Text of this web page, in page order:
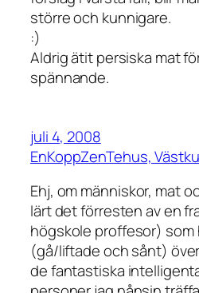
större och kunnigare.
:)
Aldrig ätit persiska mat
spännande.
juli 4, 2008
EnKoppZenTehus,
Ehj, om människor, mat
lärt det förresten av en
högskole proffesor) som
(gå/liftade och sånt)
de fantastiska